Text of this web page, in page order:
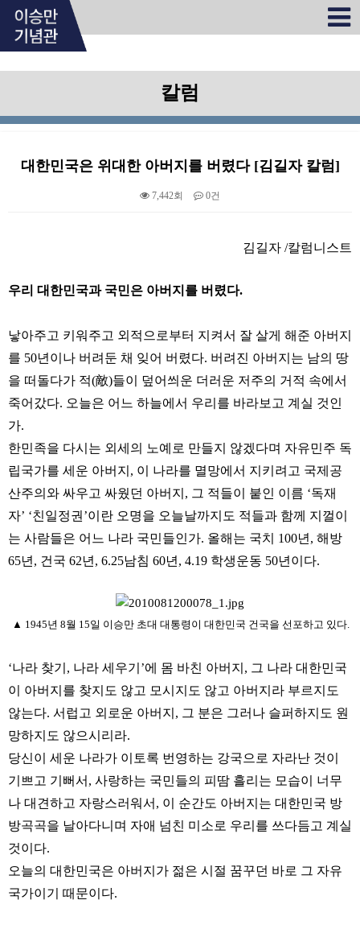
칼럼
대한민국은 위대한 아버지를 버렸다 [김길자 칼럼]
7,442회 0건
김길자 /칼럼니스트
우리 대한민국과 국민은 아버지를 버렸다.
낳아주고 키워주고 외적으로부터 지켜서 잘 살게 해준 아버지
를 50년이나 버려둔 채 잊어 버렸다. 버려진 아버지는 남의 땅
을 떠돌다가 적(敵)들이 덮어씌운 더러운 저주의 거적 속에서
죽어갔다. 오늘은 어느 하늘에서 우리를 바라보고 계실 것인
가.
한민족을 다시는 외세의 노예로 만들지 않겠다며 자유민주 독
립국가를 세운 아버지, 이 나라를 멸망에서 지키려고 국제공
산주의와 싸우고 싸웠던 아버지, 그 적들이 붙인 이름 ‘독재
자’ ‘친일정권’이란 오명을 오늘날까지도 적들과 함께 지껄이
는 사람들은 어느 나라 국민들인가. 올해는 국치 100년, 해방
65년, 건국 62년, 6.25남침 60년, 4.19 학생운동 50년이다.
▲ 1945년 8월 15일 이승만 초대 대통령이 대한민국 건국을 선포하고 있다.
‘나라 찾기, 나라 세우기’에 몸 바친 아버지, 그 나라 대한민국
이 아버지를 찾지도 않고 모시지도 않고 아버지라 부르지도
않는다. 서럽고 외로운 아버지, 그 분은 그러나 슬퍼하지도 원
망하지도 않으시리라.
당신이 세운 나라가 이토록 번영하는 강국으로 자라난 것이
기쁘고 기뻐서, 사랑하는 국민들의 피땀 흘리는 모습이 너무
나 대견하고 자랑스러워서, 이 순간도 아버지는 대한민국 방
방곡곡을 날아다니며 자애 넘친 미소로 우리를 쓰다듬고 계실
것이다.
오늘의 대한민국은 아버지가 젊은 시절 꿈꾸던 바로 그 자유
국가이기 때문이다.